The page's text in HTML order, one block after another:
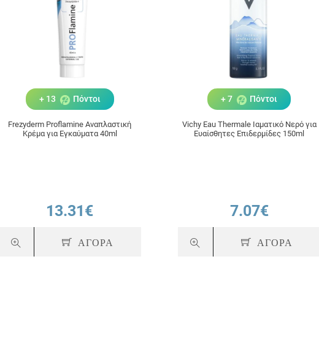
+ 13 Πόντοι
Frezyderm Proflamine Αναπλαστική
Κρέμα για Εγκαύματα 40ml
13.31€
ΑΓΟΡΑ
+ 7 Πόντοι
Vichy Eau Thermale Ιαματικό Νερό για
Ευαίσθητες Επιδερμίδες 150ml
7.07€
ΑΓΟΡΑ